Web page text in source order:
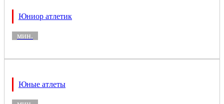
Юниор атлетик
мин.
Юные атлеты